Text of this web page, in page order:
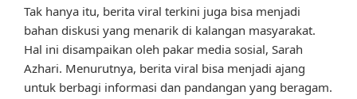
Tak hanya itu, berita viral terkini juga bisa menjadi
bahan diskusi yang menarik di kalangan masyarakat.
Hal ini disampaikan oleh pakar media sosial, Sarah
Azhari. Menurutnya, berita viral bisa menjadi ajang
untuk berbagi informasi dan pandangan yang beragam.